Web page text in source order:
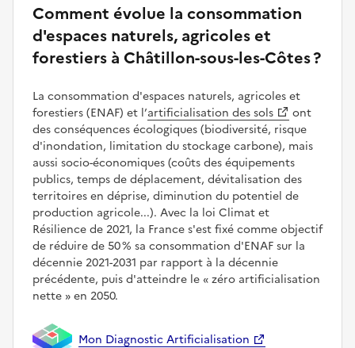
Comment évolue la consommation
d'espaces naturels, agricoles et
forestiers à Châtillon-sous-les-Côtes ?
La consommation d'espaces naturels, agricoles et
forestiers (ENAF) et l’artificialisation des sols
ont
des conséquences écologiques (biodiversité, risque
d'inondation, limitation du stockage carbone), mais
aussi socio-économiques (coûts des équipements
publics, temps de déplacement, dévitalisation des
territoires en déprise, diminution du potentiel de
production agricole...). Avec la loi Climat et
Résilience de 2021, la France s'est fixé comme objectif
de réduire de 50 % sa consommation d'ENAF sur la
décennie 2021-2031 par rapport à la décennie
précédente, puis d'atteindre le
zéro artificialisation
nette
en 2050.
Mon Diagnostic Artificialisation